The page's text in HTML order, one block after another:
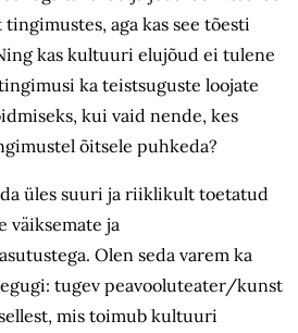
aga kas see tõesti
kas kultuuri elujõud ei tulene
ka teistsuguste loojate
kui vaid nende, kes
õitsele puhkeda?
üles suuri ja riiklikult toetatud
väiksemate ja
Olen seda varem ka
tugev peavooluteater/kunst
mis toimub kultuuri